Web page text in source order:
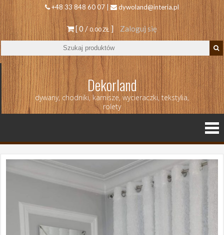
+48 33 848 60 07 | dywoland@interia.pl
[ 0 /0.00 ZŁ ] Zaloguj się
Dekorland
dywany, chodniki, karnisze, wycieraczki, tekstylia,
rolety